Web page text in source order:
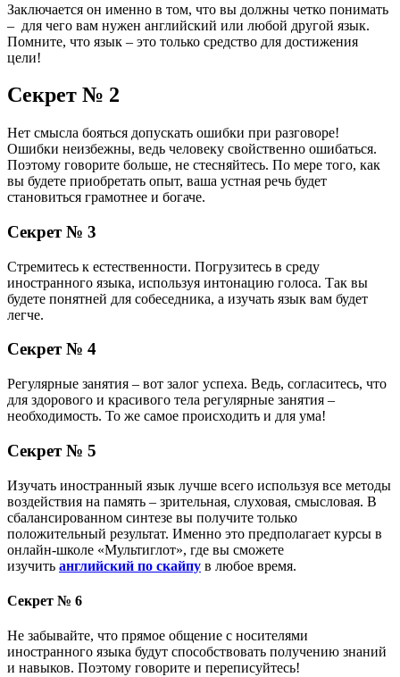
Заключается он именно в том, что вы должны четко понимать
– для чего вам нужен английский или любой другой язык.
Помните, что язык – это только средство для достижения
цели!
Секрет № 2
Нет смысла бояться допускать ошибки при разговоре!
Ошибки неизбежны, ведь человеку свойственно ошибаться.
Поэтому говорите больше, не стесняйтесь. По мере того, как
вы будете приобретать опыт, ваша устная речь будет
становиться грамотнее и богаче.
Секрет № 3
Стремитесь к естественности. Погрузитесь в среду
иностранного языка, используя интонацию голоса. Так вы
будете понятней для собеседника, а изучать язык вам будет
легче.
Секрет № 4
Регулярные занятия – вот залог успеха. Ведь, согласитесь, что
для здорового и красивого тела регулярные занятия –
необходимость. То же самое происходить и для ума!
Секрет № 5
Изучать иностранный язык лучше всего используя все методы
воздействия на память – зрительная, слуховая, смысловая. В
сбалансированном синтезе вы получите только
положительный результат. Именно это предполагает курсы в
онлайн-школе «Мультиглот», где вы сможете
изучить английский по скайпу в любое время.
Секрет № 6
Не забывайте, что прямое общение с носителями
иностранного языка будут способствовать получению знаний
и навыков. Поэтому говорите и переписуйтесь!